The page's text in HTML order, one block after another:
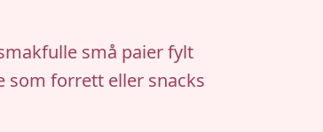
små paier fylt
som forrett eller snacks